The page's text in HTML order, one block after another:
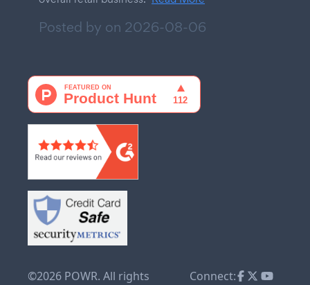
Posted by on 2026-08-06
©2026 POWR. All rights
Connect: